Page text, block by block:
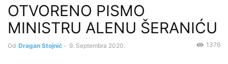
OTVORENO PISMO
MINISTRU ALENU ŠERANIĆU
Od Dragan Stojnić - 9. Septembra 2020. 1376